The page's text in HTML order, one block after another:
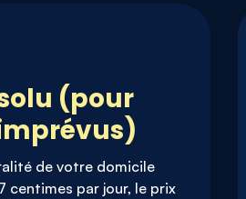
(pour
de votre domicile
centimes par jour, le prix